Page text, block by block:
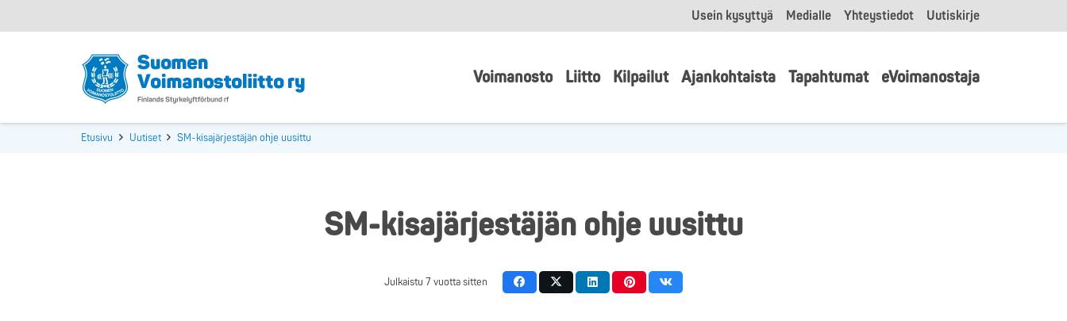
Usein kysyttyä Medialle Yhteystiedot Uutiskirje
Voimanosto Liitto Kilpailut Ajankohtaista Tapahtumat eVoimanostaja
Etusivu Uutiset SM-kisajärjestäjän ohje uusittu
SM-kisajärjestäjän ohje uusittu
Julkaistu 7 vuotta sitten